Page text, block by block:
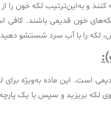
و به‌این‌ترتیب لکه خون را
لکه‌های خون قدیمی باشند.
لکه را با آب سرد شستشو
است. این ماده به‌ویژه برای
لکه بریزید و سپس با یک